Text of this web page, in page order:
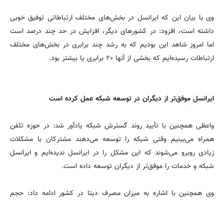
وی با بیان این که ایرانسل در بخش‌های مختلف ارتباطاتی توفیق خوبی
داشته است، افزود: در کشورهای دیگر، افزایش در حد چند درصد است
اما امروز شاهد این بودیم که به رشد چند برابری در بخش‌های مختلف
ارتباطات رسیده‌ایم که بخشی از آنها ۲۰ برابری یا بیشتر بود.
ایرانسل موفق‌تر از دیگران در توسعه شبکه عمل کرده است
واعظی همچنین با تأیید روند گسترش شبکه یادآور شد: در حوزه تلفن
همراه می‌بینیم وقتی شبکه را توسعه می‌دهند مشترکان با مشکلات
زیادی روبرو می‌شوند که این مشکل را در ایرانسل ندیده‌ایم و ایرانسل
شبکه و خدمات را موفق‌تر از دیگران توسعه داده است.
وی همچنین با اشاره به میزان مصرف دیتا در کشور ادامه داد: حجم